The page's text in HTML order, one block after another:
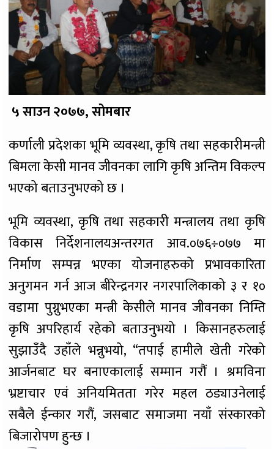
५ साउन २०७७, सोमबार
कर्णाली प्रदेशका भूमि व्यवस्था, कृषि तथा सहकारीमन्त्री
बिमला केसी मानव जीवनका लागि कृषि अन्तिम विकल्प
भएको बताउनुभएको छ ।
भूमि व्यवस्था, कृषि तथा सहकारी मन्त्रालय तथा कृषि
विकास निर्देशनालयअन्तरगत आव.०७६÷०७७ मा
निर्माण सम्पन्न भएका योजनाहरुको प्रभावकारिता
अनुगमन गर्न आज बीरेन्द्रनगर नगरपालिकाको ३ र १०
वडामा पुग्नुभएका मन्त्री केसीले मानव जीवनका निम्ति
कृषि अपरिहार्य रहेको बताउनुभयो । किसानहरुलाई
सुझाउँदै उहाँले भन्नुभयो, “तपाई हामीले खेती गरेको
आर्जनबाट घर बनाएकालाई सम्मान गरौं । श्रमविना
भ्रष्टाचार एवं अनियमितता गरेर महल ठड्याउनेलाई
सबैले ईन्कार गरौं, जसबाट समाजमा नयाँ संस्कारको
बिजारोपण हुन्छ ।